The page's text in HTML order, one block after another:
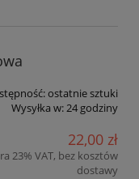
ostatnie sztuki
Wysyłka w:24 godziny
22,00 zł
23% VAT, bez kosztów
dostawy